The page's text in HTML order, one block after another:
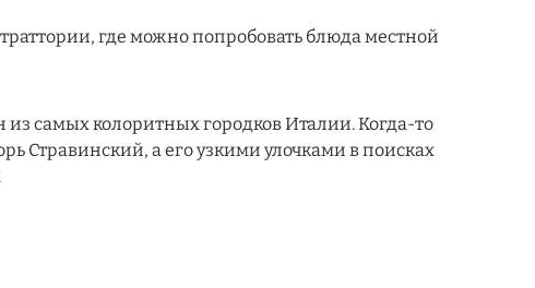
где можно попробовать блюда местной
самых колоритных городков Италии. Когда-то
Стравинский, а его узкими улочками в поисках